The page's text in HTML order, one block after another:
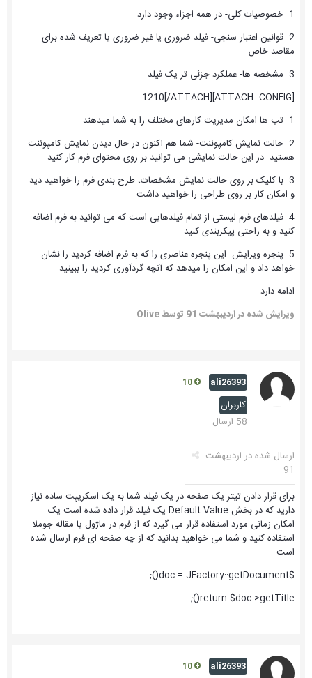
1. خصوصیات کلی- در همه اجزاء وجود دارد.
2. قوانین اعتبار سنجی- فیلد ضروری یا غیر ضروری یا تعریف شده برای
مقاصد خاص
3. مشخصه ها- عملکرد جزئی تر یک فیلد.
[ATTACH=CONFIG]1210[/ATTACH]
1. تب ها امکان مدیریت کارهای مختلف را به شما میدهند.
2. حالت نمایش کامپوننت- شما هم اکنون در حال دیدن نمایش کامپوننت
هستید. در این حالت نمایشی می توانید بر روی محتوای فرم کار کنید.
3. با کلیک بر روی حالت نمایش مشخصات، طرح بندی فرم را خواهید دید
و امکان کار بر روی طراحی را خواهید داشت.
4. فیلدهای فرم لیستی از تمام فیلدهایی است که می توانید به فرم اضافه
کنید و به راحتی پیکربندی کنید.
5. پنجره ویرایش. این پنجره عناصری را که به فرم اضافه کردید را نشان
خواهد داد و این امکان را میدهد که آنچه گردآوری کردید را ببینید.
ادامه دارد...
ویرایش شده دراردیبهشت 91 توسط Olive
ali26393
کاربران
58 ارسال
ارسال شده در اردیبهشت
91
برای قرار دادن تیتر یک صفحه در یک فیلد شما به یک اسکریپت ساده نیاز
دارید که در بخش Default Value یک فیلد قرار داده شده است یک
امکان زمانی مورد استفاده قرار می گیرد که از فرم در ماژول یا مقاله جوملا
استفاده کنید و شما می خواهید بدانید که از چه صفحه ای فرم ارسال شده
است
$doc = JFactory::getDocument();
return $doc->getTitle();
ali26393